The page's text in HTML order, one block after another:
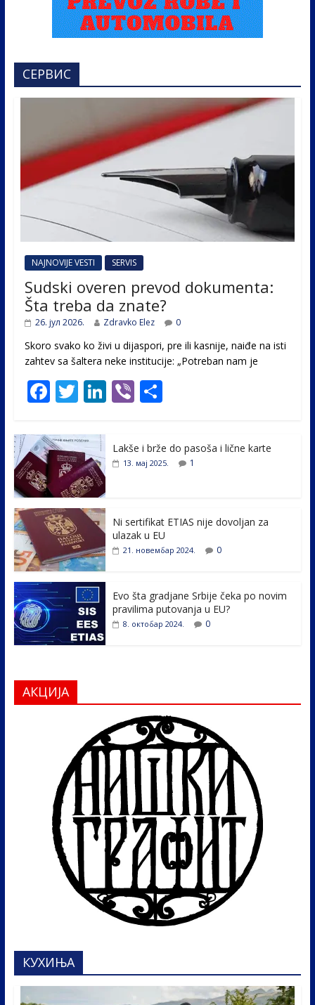
СЕРВИС
NAJNOVIJE VESTI SERVIS
Sudski overen prevod dokumenta:
Šta treba da znate?
26. јул 2026. Zdravko Elez 0
Skoro svako ko živi u dijaspori, pre ili kasnije, naiđe na isti
zahtev sa šaltera neke institucije: „Potreban nam je
F
e
b
o
o
k
T
itt
er
Li
e
Vi
er
S
ar
e
Lakše i brže do pasoša i lične karte
13. мај 2025. 1
Ni sertifikat ETIAS nije dovoljan za
ulazak u EU
21. новембар 2024. 0
Evo šta gradjane Srbije čeka po novim
pravilima putovanja u EU?
8. октобар 2024. 0
АКЦИЈА
КУХИЊА